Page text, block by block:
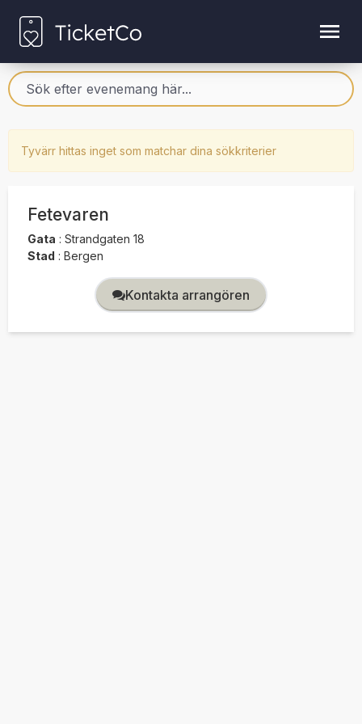
Tyvärr hittas inget som matchar dina sökkriterier
Fetevaren
Gata : Strandgaten 18
Stad : Bergen
Kontakta arrangören